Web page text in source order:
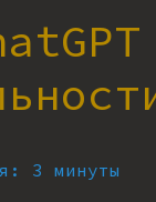
3 минуты